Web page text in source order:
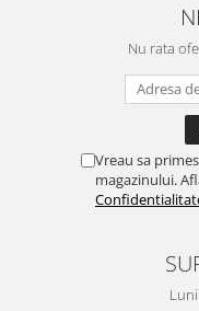
Nu rata
Vreau sa
magazinului.